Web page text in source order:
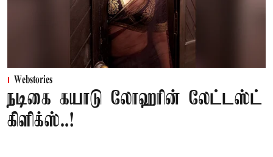
Webstories
நடிகை கயாடு லோஹரின் லேட்டஸ்ட்
கிளிக்ஸ்..!